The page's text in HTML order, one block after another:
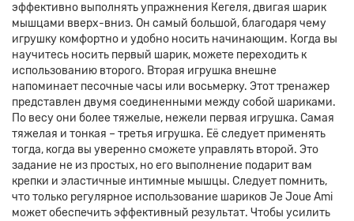
эффективно выполнять упражнения Кегеля, двигая шарик
мышцами вверх-вниз. Он самый большой, благодаря чему
игрушку комфортно и удобно носить начинающим. Когда вы
научитесь носить первый шарик, можете переходить к
использованию второго. Вторая игрушка внешне
напоминает песочные часы или восьмерку. Этот тренажер
представлен двумя соединенными между собой шариками.
По весу они более тяжелые, нежели первая игрушка. Самая
тяжелая и тонкая – третья игрушка. Её следует применять
тогда, когда вы уверенно сможете управлять второй. Это
задание не из простых, но его выполнение подарит вам
крепки и эластичные интимные мышцы. Следует помнить,
что только регулярное использование шариков Je Joue Ami
может обеспечить эффективный результат. Чтобы усилить